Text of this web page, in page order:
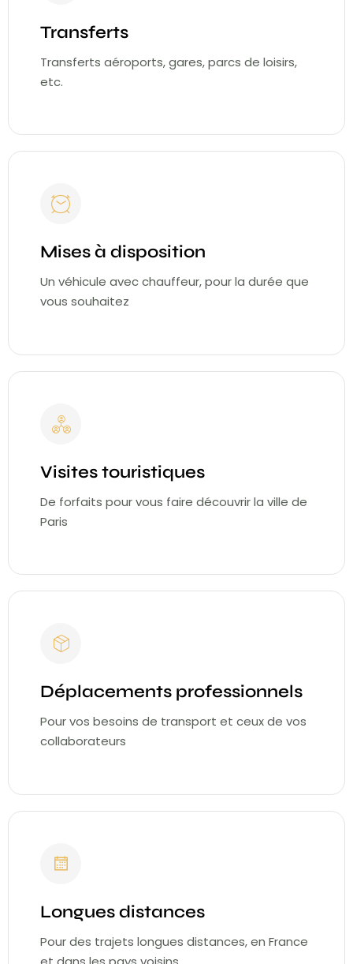
Transferts
Transferts aéroports, gares, parcs de loisirs,
etc.
Mises à disposition
Un véhicule avec chauffeur, pour la durée que
vous souhaitez
Visites touristiques
De forfaits pour vous faire découvrir la ville de
Paris
Déplacements professionnels
Pour vos besoins de transport et ceux de vos
collaborateurs
Longues distances
Pour des trajets longues distances, en France